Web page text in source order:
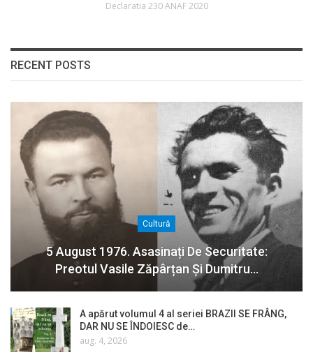
Declaratia 230 ANAF 2020
RECENT POSTS
Cultură
5 August 1976. Asasinați De Securitate:
Preotul Vasile Zăpârțan Și Dumitru…
A apărut volumul 4 al seriei BRAZII SE FRÂNG,
DAR NU SE ÎNDOIESC de…
aug. 4, 2026